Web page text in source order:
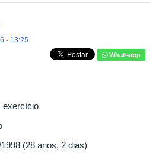
- 13:25
Whatsapp
exercício
(28 anos, 2 dias)